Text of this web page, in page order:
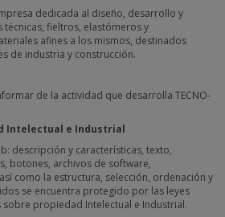
dedicada al diseño, desarrollo y
fieltros, elastómeros y
afines a los mismos, destinados
de industria y construcción.
de la actividad que desarrolla TECNO-
Intelectual e Industrial
descripción y características, texto,
botones, archivos de software,
como la estructura, selección, ordenación y
se encuentra protegido por las leyes
propiedad Intelectual e Industrial.